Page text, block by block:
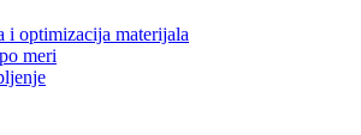
i optimizacija materijala
meri